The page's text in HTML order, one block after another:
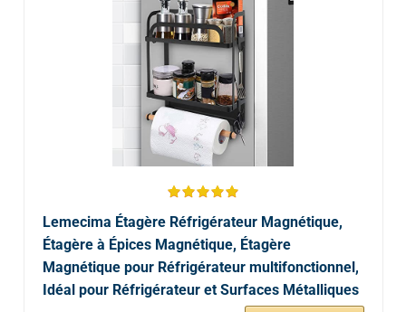
Lemecima Étagère Réfrigérateur Magnétique,
Étagère à Épices Magnétique, Étagère
Magnétique pour Réfrigérateur multifonctionnel,
Idéal pour Réfrigérateur et Surfaces Métalliques